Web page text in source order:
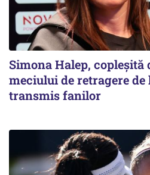
Simona Halep,
meciului de retragere de
transmis fanilor